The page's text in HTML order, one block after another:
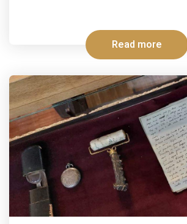
Read more